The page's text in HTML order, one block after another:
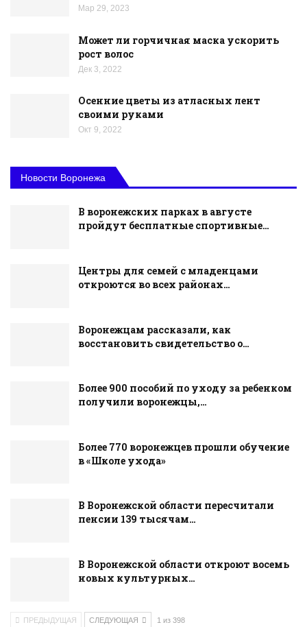
Мар 29, 2023
Может ли горчичная маска ускорить
рост волос
Дек 3, 2022
Осенние цветы из атласных лент
своими руками
Окт 9, 2022
Новости Воронежа
В воронежских парках в августе
пройдут бесплатные спортивные…
Центры для семей с младенцами
откроются во всех районах…
Воронежцам рассказали, как
восстановить свидетельство о…
Более 900 пособий по уходу за ребенком
получили воронежцы,…
Более 770 воронежцев прошли обучение
в «Школе ухода»
В Воронежской области пересчитали
пенсии 139 тысячам…
В Воронежской области откроют восемь
новых культурных…
ПРЕДЫДУЩАЯ СЛЕДУЮЩАЯ 1 из 398